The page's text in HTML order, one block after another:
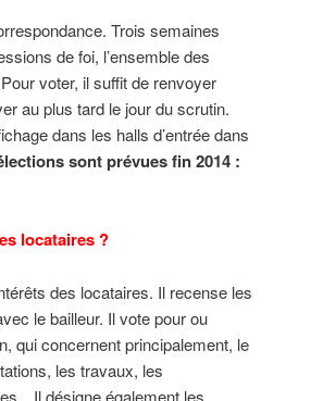
Trois semaines
de foi, l’ensemble des
voter, il suffit de renvoyer
au plus tard le jour du scrutin.
dans les halls d’entrée dans
sont prévues fin 2014 :
locataires ?
des locataires. Il recense les
le bailleur. Il vote pour ou
qui concernent principalement, le
les travaux, les
désigne également les